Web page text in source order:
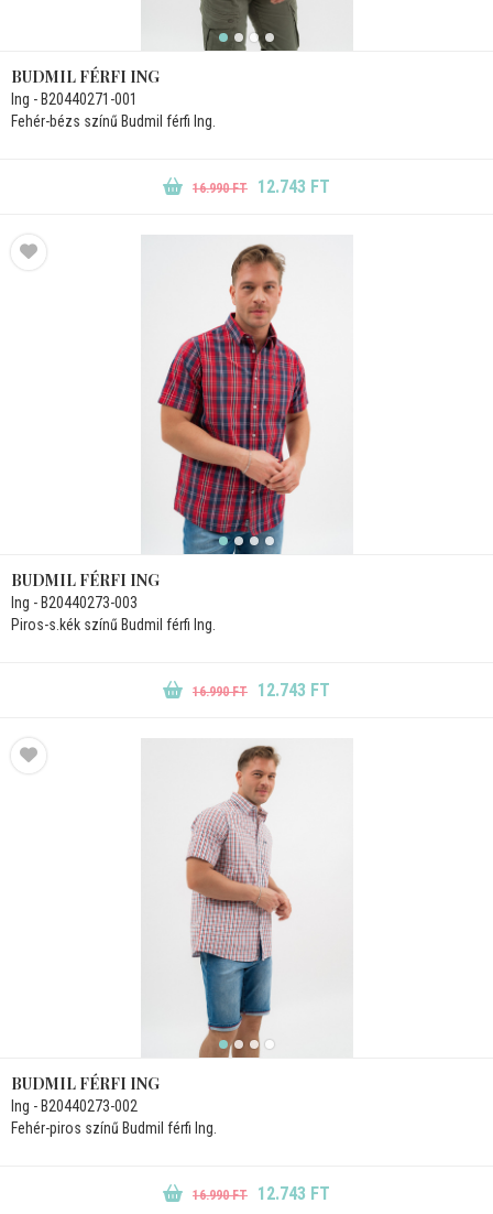
BUDMIL FÉRFI ING
Ing - B20440271-001
Fehér-bézs színű Budmil férfi Ing.
16.990 FT 12.743 FT
BUDMIL FÉRFI ING
Ing - B20440273-003
Piros-s.kék színű Budmil férfi Ing.
16.990 FT 12.743 FT
BUDMIL FÉRFI ING
Ing - B20440273-002
Fehér-piros színű Budmil férfi Ing.
16.990 FT 12.743 FT